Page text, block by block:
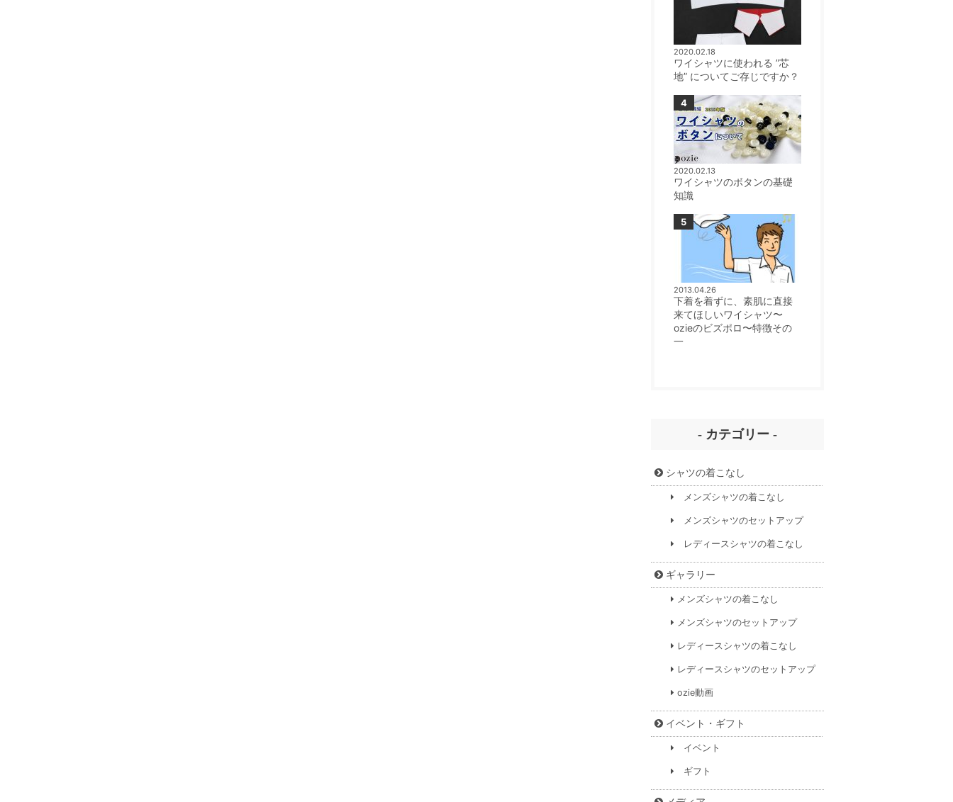
2020.02.18
ワイシャツに使われる ”芯
地” についてご存じですか？
2020.02.13
ワイシャツのボタンの基礎
知識
2013.04.26
下着を着ずに、素肌に直接
来てほしいワイシャツ〜
ozieのビズポロ〜特徴その
一
- カテゴリー -
シャツの着こなし
メンズシャツの着こなし
メンズシャツのセットアップ
レディースシャツの着こなし
ギャラリー
メンズシャツの着こなし
メンズシャツのセットアップ
レディースシャツの着こなし
レディースシャツのセットアップ
ozie動画
イベント・ギフト
イベント
ギフト